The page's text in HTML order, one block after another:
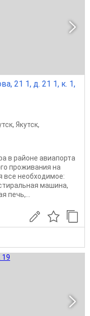
21 1, д. 21 1, к. 1,
, Якутск,
в районе авиапорта
проживания на
все необходимое:
машина,
печь,...